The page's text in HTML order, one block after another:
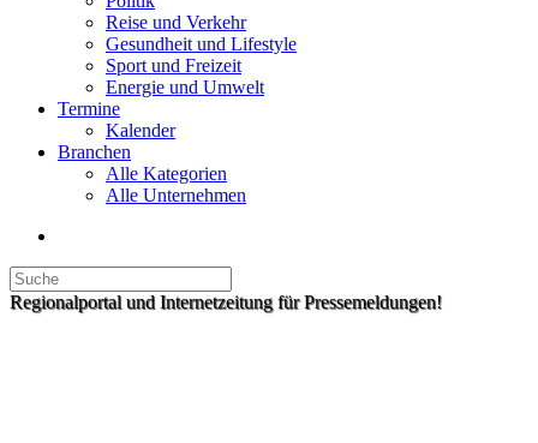
Reise und Verkehr
Gesundheit und Lifestyle
Sport und Freizeit
Energie und Umwelt
Termine
Kalender
Branchen
Alle Kategorien
Alle Unternehmen
Regionalportal und Internetzeitung für Pressemeldungen!